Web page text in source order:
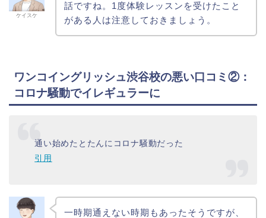
ケイスケ
話ですね。1度体験レッスンを受けたこと
がある人は注意しておきましょう。
ワンコイングリッシュ渋谷校の悪い口コミ②：
コロナ騒動でイレギュラーに
通い始めたとたんにコロナ騒動だった
引用
一時期通えない時期もあったそうですが、